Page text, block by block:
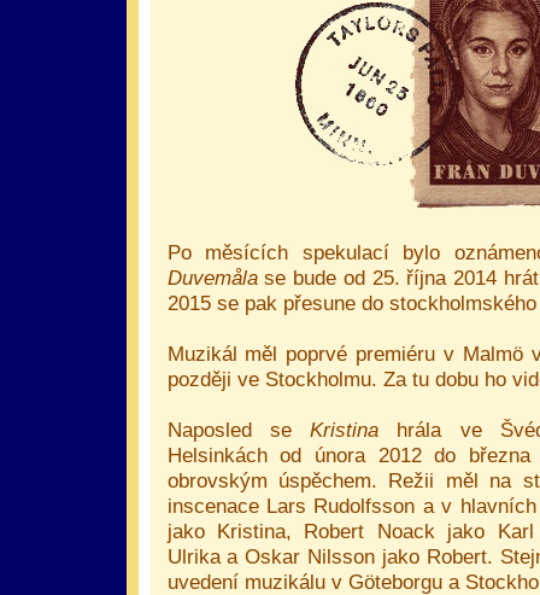
Po měsících spekulací bylo
Duvemålase bude od 25. října 2014
2015 se pak přesune do
Muzikál měl poprvé premiéru v Malmö
později ve Stockholmu. Za tu dobu ho
Naposled seKristina hrála ve
Helsinkách od února 2012 do
obrovským úspěchem. Režii měl na
inscenace Lars Rudolfsson a v
jako Kristina, Robert Noack jako
Ulrika a Oskar Nilsson jako Robert.
uvedení muzikálu v Göteborgu a